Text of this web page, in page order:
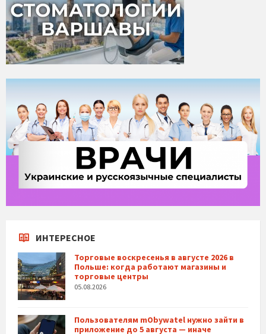
ИНТЕРЕСНОЕ
Торговые воскресенья в августе 2026 в
Польше: когда работают магазины и
торговые центры
05.08.2026
Пользователям mObywatel нужно зайти в
приложение до 5 августа — иначе